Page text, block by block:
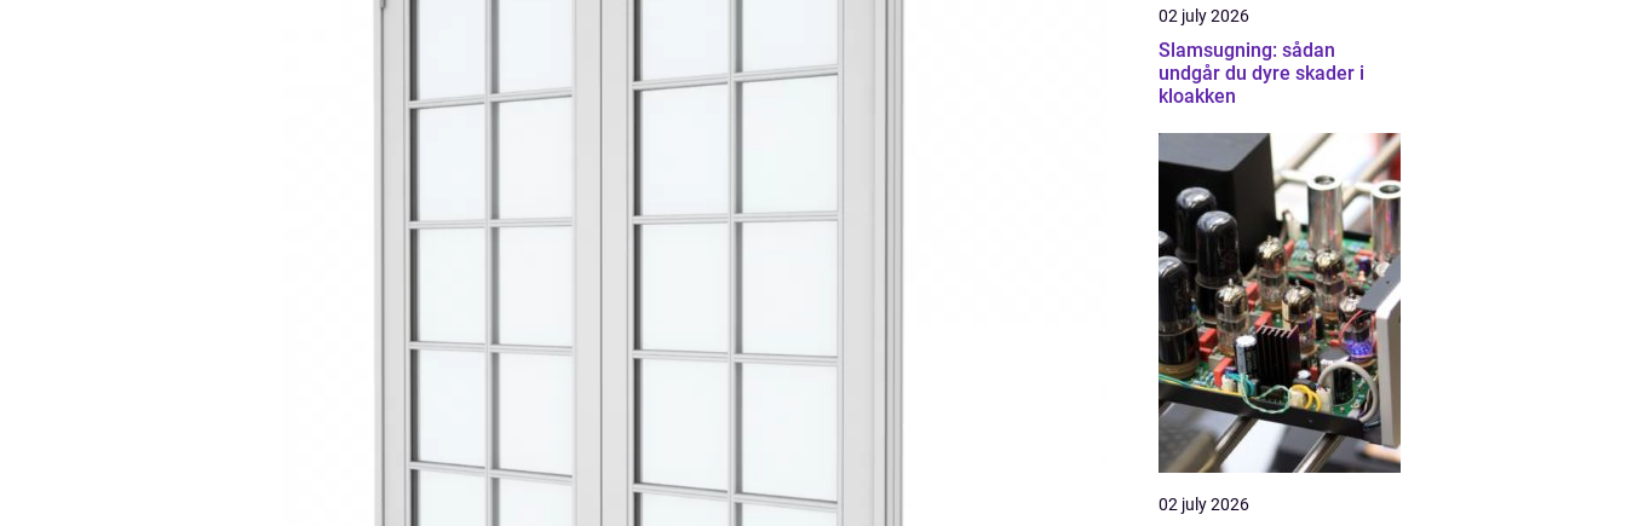
02 july 2026
Slamsugning: sådan
undgår du dyre skader i
kloakken
02 july 2026